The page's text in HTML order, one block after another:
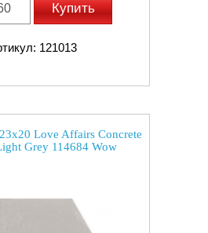
Купить
121013
Love Affairs Concrete
Grey 114684 Wow